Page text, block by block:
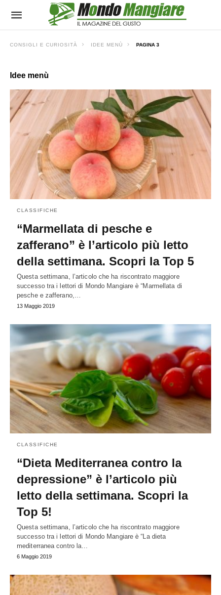
CONSIGLI E CURIOSITÀ IDEE MENÙ PAGINA 3
Idee menù
CLASSIFICHE
“Marmellata di pesche e
zafferano” è l’articolo più letto
della settimana. Scopri la Top 5
Questa settimana, l’articolo che ha riscontrato maggiore
successo tra i lettori di Mondo Mangiare è “Marmellata di
pesche e zafferano,…
13 Maggio 2019
CLASSIFICHE
“Dieta Mediterranea contro la
depressione” è l’articolo più
letto della settimana. Scopri la
Top 5!
Questa settimana, l’articolo che ha riscontrato maggiore
successo tra i lettori di Mondo Mangiare è “La dieta
mediterranea contro la…
6 Maggio 2019